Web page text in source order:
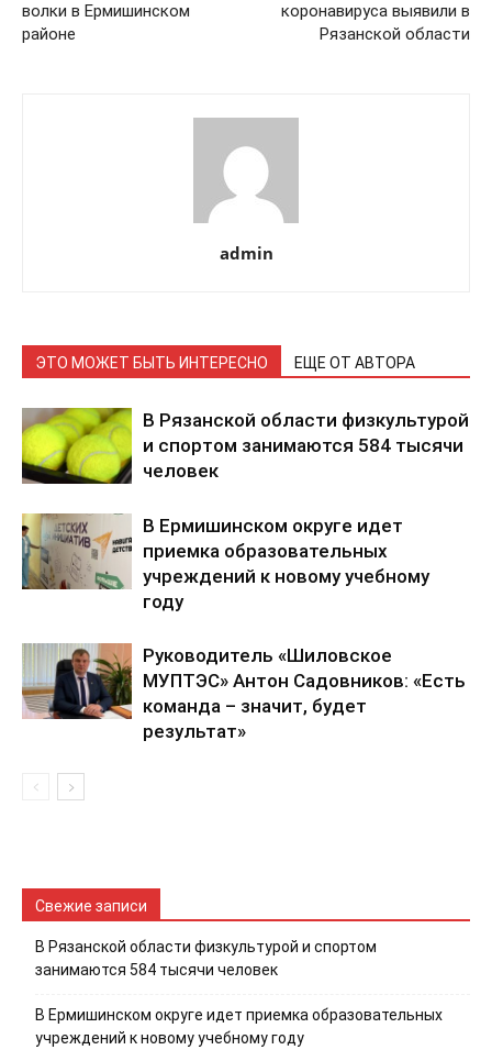
волки в Ермишинском
районе
коронавируса выявили в
Рязанской области
admin
ЭТО МОЖЕТ БЫТЬ ИНТЕРЕСНО ЕЩЕ ОТ АВТОРА
В Рязанской области физкультурой
и спортом занимаются 584 тысячи
человек
В Ермишинском округе идет
приемка образовательных
учреждений к новому учебному
году
Руководитель «Шиловское
МУПТЭС» Антон Садовников: «Есть
команда – значит, будет
результат»
Свежие записи
В Рязанской области физкультурой и спортом
занимаются 584 тысячи человек
В Ермишинском округе идет приемка образовательных
учреждений к новому учебному году